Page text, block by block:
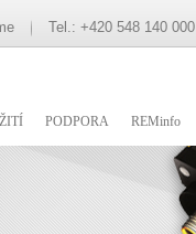
Tel.: +420 548 140 000
PODPORA REMinfo